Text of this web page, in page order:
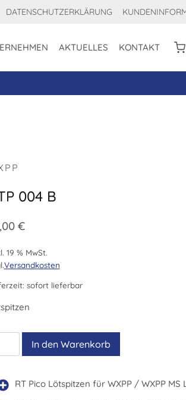
DATENSCHUTZERKLÄRUNG
AKTUELLES KONTAKT
004 B
€
19 % MwSt.
Versandkosten
sofort lieferbar
In den Warenkorb
RT Pico Lötspitzen für WXPP / WXPP MS